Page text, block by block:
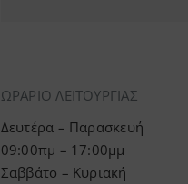
ΩΡΑΡΙΟ ΛΕΙΤΟΥΡΓΙΑΣ
Δευτέρα – Παρασκευή
09:00πμ – 17:00μμ
Σαββάτο – Κυριακή